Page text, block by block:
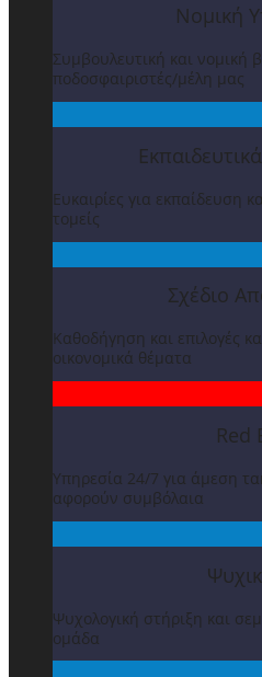
Νομική
Συμβουλευτική και νομική
ποδοσφαιριστές/μέλη μας
Ευκαιρίες για εκπαίδευση
τομείς
Σχέδιο
Καθοδήγηση και επιλογές
οικονομικά θέματα
Red
Υπηρεσία 24/7 για άμεση
αφορούν συμβόλαια
Ψυχολογική στήριξη και
ομάδα